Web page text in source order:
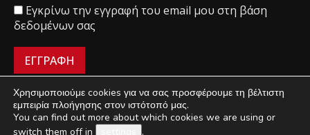
Εγκρίνω την εγγραφή του email μου στη βάση
δεδομένων σας
ΠΟΙΟΙ ΕΙΜΑΣΤΕ ΟΡΟΙ ΧΡΗΣΗΣ
ΔΙΑΧΕΙΡΙΣΗ ΑΠΟΡΡΗΤΟΥ
Χρησιμοποιούμε cookies για να σας προσφέρουμε τη βέλτιστη
εμπειρία πλοήγησης στον ιστότοπό μας.
You can find out more about which cookies we are using or
switch them off in
.